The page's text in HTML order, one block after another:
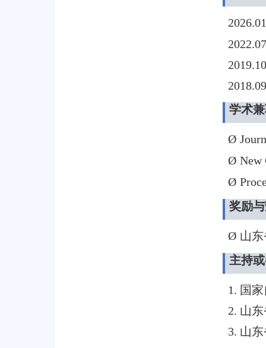
学术
Ø
Ø New
Ø
奖励
Ø 山
主持
1. 国
2. 山
3. 山